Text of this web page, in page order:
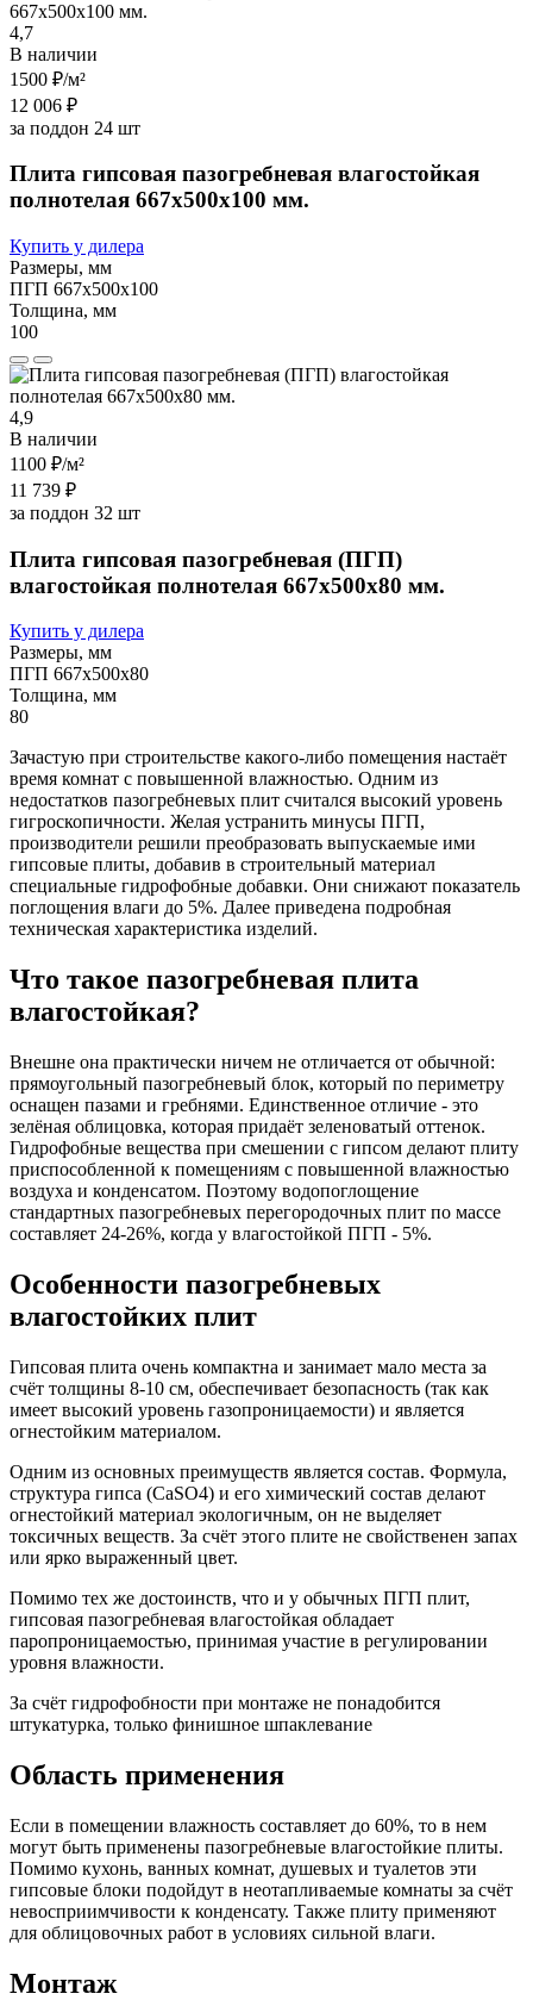
4,7
В наличии
1500 ₽/м²
12 006 ₽
за поддон 24 шт
Плита гипсовая пазогребневая влагостойкая
полнотелая 667х500х100 мм.
Купить у дилера
Размеры, мм
ПГП 667х500х100
Толщина, мм
100
4,9
В наличии
1100 ₽/м²
11 739 ₽
за поддон 32 шт
Плита гипсовая пазогребневая (ПГП)
влагостойкая полнотелая 667х500х80 мм.
Купить у дилера
Размеры, мм
ПГП 667х500х80
Толщина, мм
80
Зачастую при строительстве какого-либо помещения настаёт
время комнат с повышенной влажностью. Одним из
недостатков пазогребневых плит считался высокий уровень
гигроскопичности. Желая устранить минусы ПГП,
производители решили преобразовать выпускаемые ими
гипсовые плиты, добавив в строительный материал
специальные гидрофобные добавки. Они снижают показатель
поглощения влаги до 5%. Далее приведена подробная
техническая характеристика изделий.
Что такое пазогребневая плита
влагостойкая?
Внешне она практически ничем не отличается от обычной:
прямоугольный пазогребневый блок, который по периметру
оснащен пазами и гребнями. Единственное отличие - это
зелёная облицовка, которая придаёт зеленоватый оттенок.
Гидрофобные вещества при смешении с гипсом делают плиту
приспособленной к помещениям с повышенной влажностью
воздуха и конденсатом. Поэтому водопоглощение
стандартных пазогребневых перегородочных плит по массе
составляет 24-26%, когда у влагостойкой ПГП - 5%.
Особенности пазогребневых
влагостойких плит
Гипсовая плита очень компактна и занимает мало места за
счёт толщины 8-10 см, обеспечивает безопасность (так как
имеет высокий уровень газопроницаемости) и является
огнестойким материалом.
Одним из основных преимуществ является состав. Формула,
структура гипса (CaSO4) и его химический состав делают
огнестойкий материал экологичным, он не выделяет
токсичных веществ. За счёт этого плите не свойственен запах
или ярко выраженный цвет.
Помимо тех же достоинств, что и у обычных ПГП плит,
гипсовая пазогребневая влагостойкая обладает
паропроницаемостью, принимая участие в регулировании
уровня влажности.
За счёт гидрофобности при монтаже не понадобится
штукатурка, только финишное шпаклевание
Область применения
Если в помещении влажность составляет до 60%, то в нем
могут быть применены пазогребневые влагостойкие плиты.
Помимо кухонь, ванных комнат, душевых и туалетов эти
гипсовые блоки подойдут в неотапливаемые комнаты за счёт
невосприимчивости к конденсату. Также плиту применяют
для облицовочных работ в условиях сильной влаги.
Монтаж